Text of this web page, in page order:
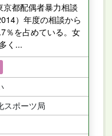
京都配偶者暴力相談
）年度の相談から
％を占めている。女
く...
スポーツ局